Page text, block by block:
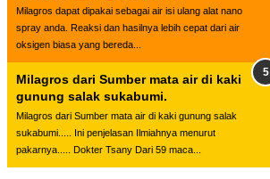
Milagros dapat dipakai sebagai air isi ulang alat nano
spray anda. Reaksi dan hasilnya lebih cepat dari air
oksigen biasa yang bereda...
Milagros dari Sumber mata air di kaki
gunung salak sukabumi.
Milagros dari Sumber mata air di kaki gunung salak
sukabumi..... Ini penjelasan Ilmiahnya menurut
pakarnya..... Dokter Tsany Dari 59 maca...